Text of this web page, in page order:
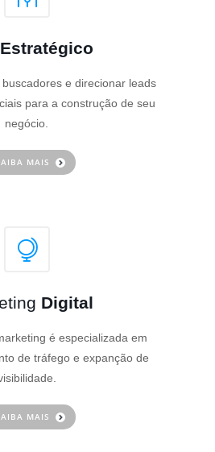
Estratégico
e direcionar leads
para a construção de seu
negócio.
MAIS
Digital
é especializada em
de tráfego e expanção de
MAIS